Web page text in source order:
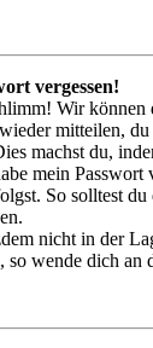
vergessen!
Wir können
mitteilen, du
machst du,
mein Passwort
So solltest
nicht in der
so wende dich